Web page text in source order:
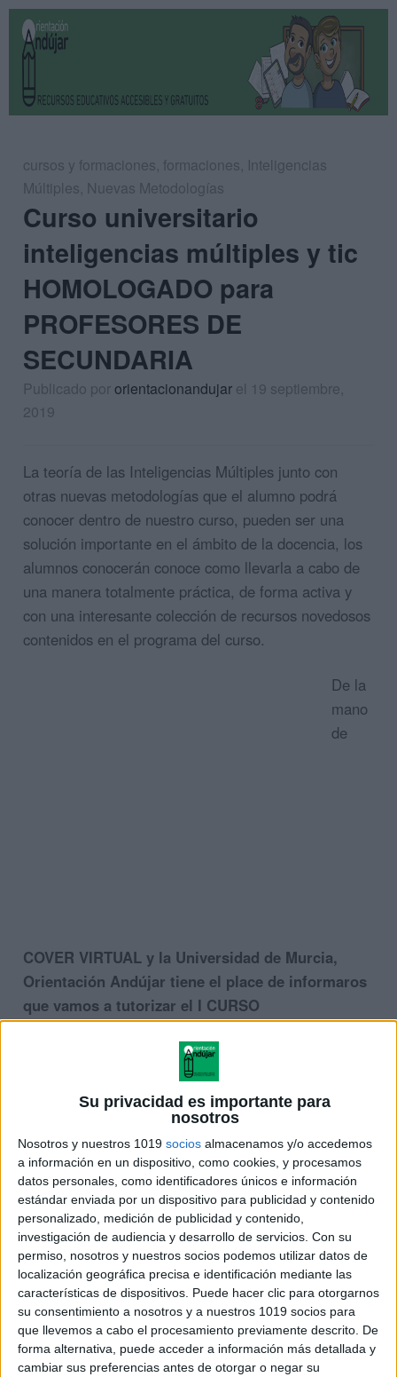
Su privacidad es importante para
nosotros
Nosotros y nuestros 1019 socios almacenamos y/o accedemos
a información en un dispositivo, como cookies, y procesamos
datos personales, como identificadores únicos e información
estándar enviada por un dispositivo para publicidad y contenido
personalizado, medición de publicidad y contenido,
investigación de audiencia y desarrollo de servicios. Con su
permiso, nosotros y nuestros socios podemos utilizar datos de
localización geográfica precisa e identificación mediante las
características de dispositivos. Puede hacer clic para otorgarnos
su consentimiento a nosotros y a nuestros 1019 socios para
que llevemos a cabo el procesamiento previamente descrito. De
forma alternativa, puede acceder a información más detallada y
cambiar sus preferencias antes de otorgar o negar su
cursos y formaciones, formaciones, Inteligencias
Múltiples, Nuevas Metodologías
Curso universitario
inteligencias múltiples y tic
HOMOLOGADO para
PROFESORES DE
SECUNDARIA
Publicado pororientacionandujar el 19 septiembre,
2019
La teoría de las Inteligencias Múltiples junto con
otras nuevas metodologías que el alumno podrá
conocer dentro de nuestro curso, pueden ser una
solución importante en el ámbito de la docencia, los
alumnos conocerán conoce como llevarla a cabo de
una manera totalmente práctica, de forma activa y
con una interesante colección de recursos novedosos
contenidos en el programa del curso.
De la
mano
de
COVER VIRTUAL y la Universidad de Murcia,
Orientación Andújar tiene el place de informaros
que vamos a tutorizar el I CURSO
UNIVERSITARIO INTELIGENCIAS MÚLTIPLES que
lanza la Universidad de Murcia que consta de 4,5
créditos ECTS y que son baremables y
homologables para oposiciones y trienios y
sesenios de formación.